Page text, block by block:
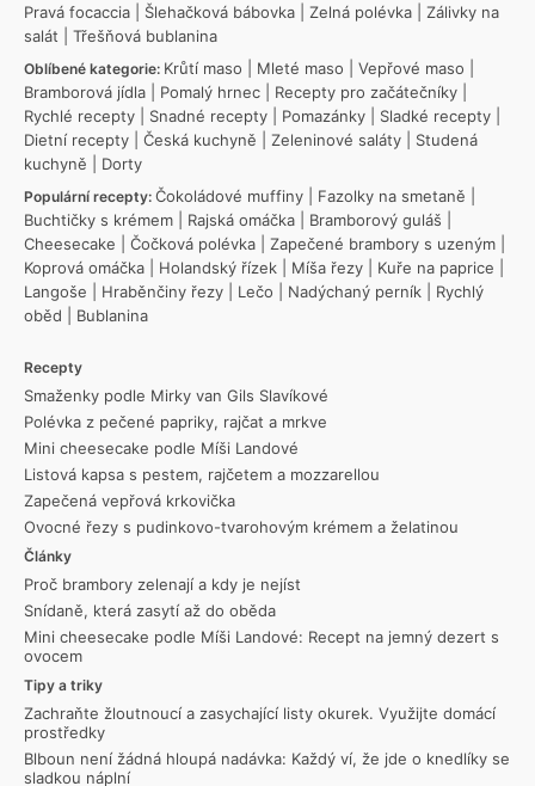
Pravá focaccia
Šlehačková bábovka Zelná polévka
Zálivky na
salát
Třešňová bublanina
Oblíbené kategorie: Krůtí maso Mleté maso Vepřové maso
Bramborová jídla
Pomalý hrnec Recepty pro začátečníky
Rychlé recepty
Snadné recepty Pomazánky Sladké recepty
Dietní recepty
Česká kuchyně Zeleninové saláty
Studená
kuchyně
Dorty
Populární recepty: Čokoládové muffiny Fazolky na smetaně
Buchtičky s krémem
Rajská omáčka Bramborový guláš
Cheesecake
Čočková polévka Zapečené brambory s uzeným
Koprová omáčka
Holandský řízek Míša řezy Kuře na paprice
Langoše
Hraběnčiny řezy Lečo Nadýchaný perník
Rychlý
oběd
Bublanina
Recepty
Smaženky podle Mirky van Gils Slavíkové
Polévka z pečené papriky, rajčat a mrkve
Mini cheesecake podle Míši Landové
Listová kapsa s pestem, rajčetem a mozzarellou
Zapečená vepřová krkovička
Ovocné řezy s pudinkovo-tvarohovým krémem a želatinou
Články
Proč brambory zelenají a kdy je nejíst
Snídaně, která zasytí až do oběda
Mini cheesecake podle Míši Landové: Recept na jemný dezert s
ovocem
Tipy a triky
Zachraňte žloutnoucí a zasychající listy okurek. Využijte domácí
prostředky
Blboun není žádná hloupá nadávka: Každý ví, že jde o knedlíky se
sladkou náplní